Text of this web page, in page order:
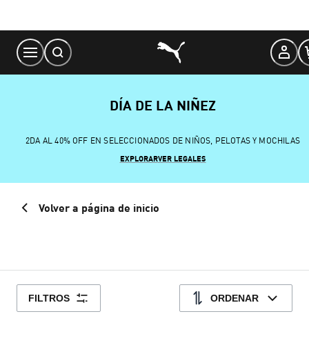
Content
DÍA DE LA NIÑEZ
2DA AL 40% OFF EN SELECCIONADOS DE NIÑOS, PELOTAS Y MOCHILAS
EXPLORARVER LEGALES
Volver a página de inicio
FILTROS ORDENAR